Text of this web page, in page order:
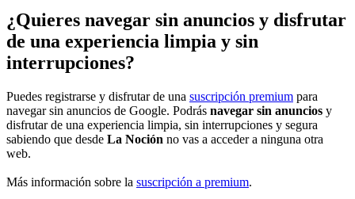
¿Quieres navegar sin anuncios y disfrutar
de una experiencia limpia y sin
interrupciones?
Puedes registrarse y disfrutar de una suscripción premium para
navegar sin anuncios de Google. Podrás navegar sin anuncios y
disfrutar de una experiencia limpia, sin interrupciones y segura
sabiendo que desde La Noción no vas a acceder a ninguna otra
web.
Más información sobre la suscripción a premium.